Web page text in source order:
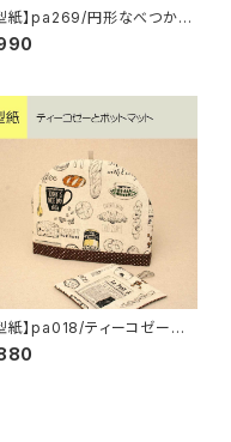
紙】pa269/円形なべつかみ
紙】pa018/ティーコゼーと
トマット